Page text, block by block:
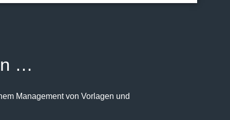
…
Management von Vorlagen und